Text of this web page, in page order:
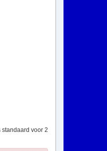
voor 2